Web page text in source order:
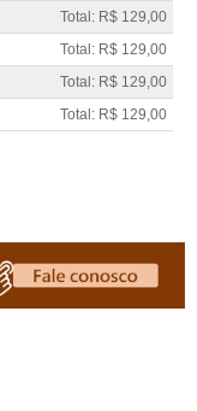
Total: R$ 129,00
Total: R$ 129,00
Total: R$ 129,00
Total: R$ 129,00